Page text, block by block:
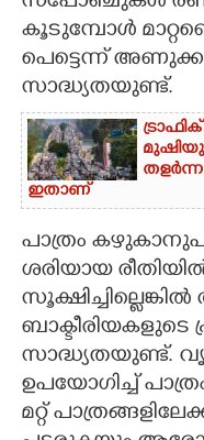
കൂടുമ്പോൾ
പെട്ടെന്ന്
സാദ്ധ്യതയുണ്ട്.
ഇതാണ്
പാത്രം
ശരിയായ
ബാക്ടീരിയകളുടെ
സാദ്ധ്യതയുണ്ട്.
ഉപയോഗിച്ച്
മറ്റ്